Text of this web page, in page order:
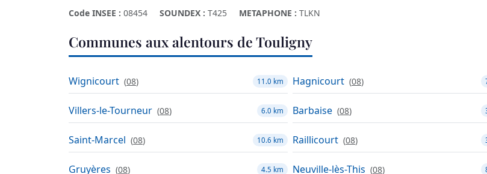
Code INSEE : 08454 SOUNDEX : T425 METAPHONE : TLKN
Communes aux alentours de Touligny
Wignicourt (08) 11.0 km Hagnicourt (08)
Villers-le-Tourneur (08) 6.0 km Barbaise (08)
Saint-Marcel (08) 10.6 km Raillicourt (08)
Gruyères (08) 4.5 km Neuville-lès-This (08)